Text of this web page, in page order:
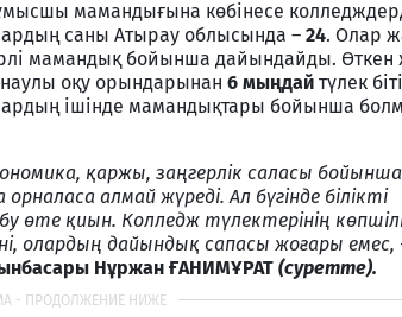
мамандығына көбінесе
саны Атырау облысында – 24. Олар
мамандық бойынша дайындайды. Өткен
оқу орындарынан 6 мыңдай түлек
ішінде мамандықтары бойынша
қаржы, заңгерлік саласы бойынша
алмай жүреді. Ал бүгінде білікті
өте қиын. Колледж түлектерінің
олардың дайындық сапасы жоғары емес,
Нұржан ҒАНИМҰРАТ (суретте).